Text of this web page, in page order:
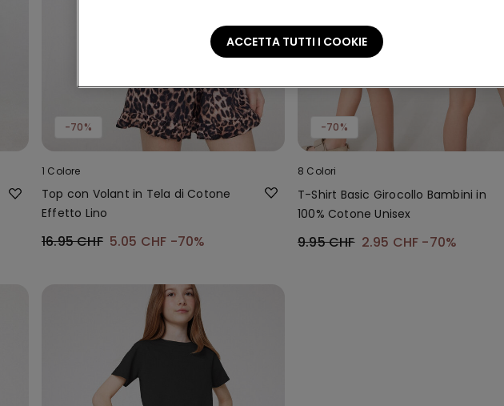
-70%
1 Colore
Top con Volant in Tela di Cotone
Effetto Lino
16.95 CHF 5.05 CHF -70%
-70%
8 Colori
T-Shirt Basic Girocollo Bambini in
100% Cotone Unisex
9.95 CHF 2.95 CHF -70%
ACCETTA TUTTI I COOKIE